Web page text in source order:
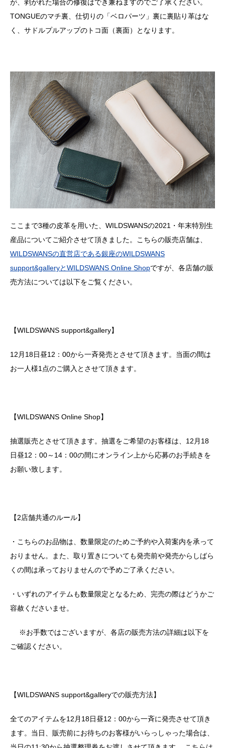
が、剥がれた場合の修復はでき兼ねますのでご了承ください。
TONGUEのマチ裏、仕切りの「ベロパーツ」裏に裏貼り革はな
く、サドルプルアップのトコ面（裏面）となります。
ここまで3種の皮革を用いた、WILDSWANSの2021・年末特別生
産品についてご紹介させて頂きました。こちらの販売店舗は、
WILDSWANSの直営店である銀座のWILDSWANS
support&galleryとWILDSWANS Online Shopですが、各店舗の販
売方法については以下をご覧ください。
【WILDSWANS support&gallery】
12月18日昼12：00から一斉発売とさせて頂きます。当面の間は
お一人様1点のご購入とさせて頂きます。
【WILDSWANS Online Shop】
抽選販売とさせて頂きます。抽選をご希望のお客様は、12月18
日昼12：00～14：00の間にオンライン上から応募のお手続きを
お願い致します。
【2店舗共通のルール】
・こちらのお品物は、数量限定のためご予約や入荷案内を承って
おりません。また、取り置きについても発売前や発売からしばら
くの間は承っておりませんので予めご了承ください。
・いずれのアイテムも数量限定となるため、完売の際はどうかご
容赦くださいませ。
※お手数ではございますが、各店の販売方法の詳細は以下を
ご確認ください。
【WILDSWANS support&galleryでの販売方法】
全てのアイテムを12月18日昼12：00から一斉に発売させて頂き
ます。当日、販売前にお待ちのお客様がいらっしゃった場合は、